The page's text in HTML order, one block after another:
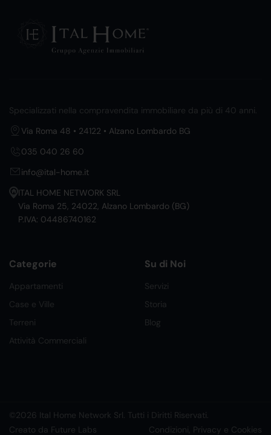
Specializzati nella compravendita immobiliare da più di 40 anni.
Via Roma 48 • 24122 • Alzano Lombardo BG
035 040 26 60
info@ital-home.it
ITAL HOME NETWORK SRL
Via Roma 25, 24022, Alzano Lombardo (BG)
P.IVA: 04486740162
Categorie
Appartamenti
Case e Ville
Terreni
Attività Commerciali
Su di Noi
Servizi
Storia
Blog
©2026 Ital Home Network Srl. Tutti i Diritti Riservati.
Creato da Future Labs
Condizioni, Privacy e Cookies